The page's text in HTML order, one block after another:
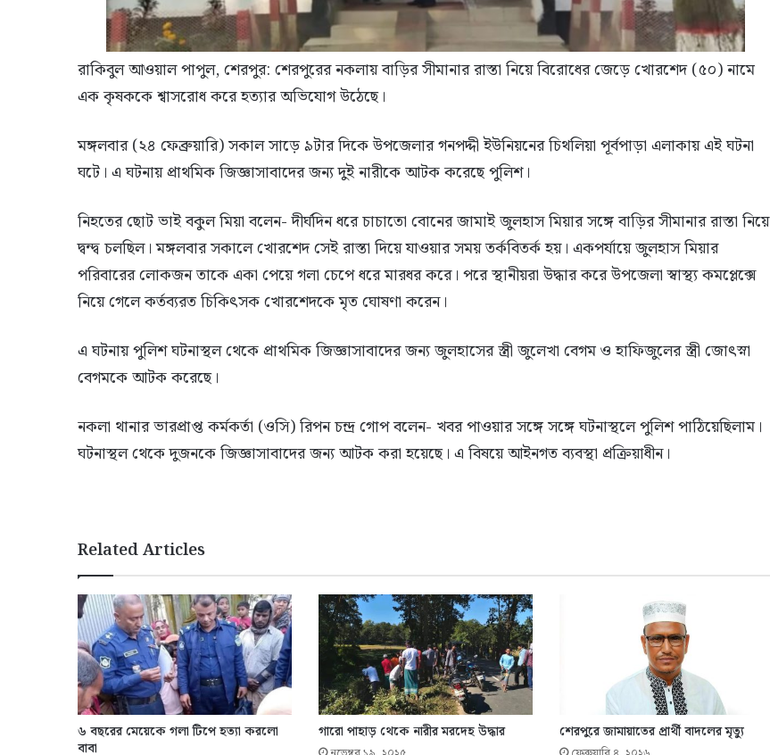
রাকিবুল আওয়াল পাপুল, শেরপুর: শেরপুরের নকলায় বাড়ির সীমানার রাস্তা নিয়ে বিরোধের জেড়ে খোরশেদ (৫০) নামে
এক কৃষককে শ্বাসরোধ করে হত্যার অভিযোগ উঠেছে।
মঙ্গলবার (২৪ ফেব্রুয়ারি) সকাল সাড়ে ৯টার দিকে উপজেলার গনপদ্দী ইউনিয়নের চিথলিয়া পূর্বপাড়া এলাকায় এই ঘটনা
ঘটে। এ ঘটনায় প্রাথমিক জিজ্ঞাসাবাদের জন্য দুই নারীকে আটক করেছে পুলিশ।
নিহতের ছোট ভাই বকুল মিয়া বলেন- দীর্ঘদিন ধরে চাচাতো বোনের জামাই জুলহাস মিয়ার সঙ্গে বাড়ির সীমানার রাস্তা নিয়ে
দ্বন্দ্ব চলছিল। মঙ্গলবার সকালে খোরশেদ সেই রাস্তা দিয়ে যাওয়ার সময় তর্কবিতর্ক হয়। একপর্যায়ে জুলহাস মিয়ার
পরিবারের লোকজন তাকে একা পেয়ে গলা চেপে ধরে মারধর করে। পরে স্থানীয়রা উদ্ধার করে উপজেলা স্বাস্থ্য কমপ্লেক্সে
নিয়ে গেলে কর্তব্যরত চিকিৎসক খোরশেদকে মৃত ঘোষণা করেন।
এ ঘটনায় পুলিশ ঘটনাস্থল থেকে প্রাথমিক জিজ্ঞাসাবাদের জন্য জুলহাসের স্ত্রী জুলেখা বেগম ও হাফিজুলের স্ত্রী জোৎস্না
বেগমকে আটক করেছে।
নকলা থানার ভারপ্রাপ্ত কর্মকর্তা (ওসি) রিপন চন্দ্র গোপ বলেন- খবর পাওয়ার সঙ্গে সঙ্গে ঘটনাস্থলে পুলিশ পাঠিয়েছিলাম।
ঘটনাস্থল থেকে দুজনকে জিজ্ঞাসাবাদের জন্য আটক করা হয়েছে। এ বিষয়ে আইনগত ব্যবস্থা প্রক্র‍িয়াধীন।
Related Articles
৬ বছরের মেয়েকে গলা টিপে হত্যা করলো
বাবা
গারো পাহাড় থেকে নারীর মরদেহ উদ্ধার শেরপুরে জামায়াতের প্রার্থী বাদলের মৃত্যু